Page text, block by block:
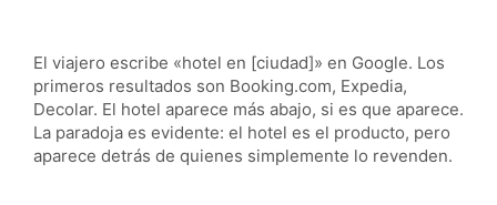
El viajero escribe «hotel en [ciudad]» en Google. Los
primeros resultados son Booking.com, Expedia,
Decolar. El hotel aparece más abajo, si es que aparece.
La paradoja es evidente: el hotel es el producto, pero
aparece detrás de quienes simplemente lo revenden.